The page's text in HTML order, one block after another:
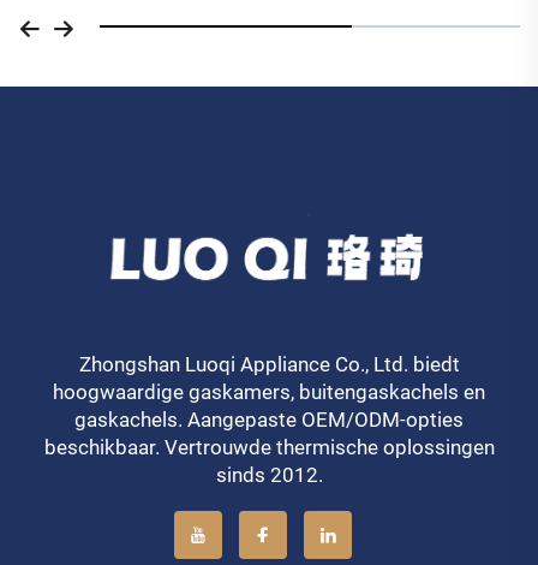
Zhongshan Luoqi Appliance Co., Ltd. biedt
hoogwaardige gaskamers, buitengaskachels en
gaskachels. Aangepaste OEM/ODM-opties
beschikbaar. Vertrouwde thermische oplossingen
sinds 2012.